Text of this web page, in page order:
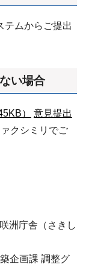
テムからご提出
い場合
）
意見提出
クシミリでご
洲庁舎（さきし
企画課 調整グ